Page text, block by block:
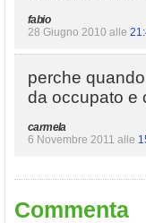
fabio
28 Giugno 2010 alle
perche
da occupato e
carmela
6 Novembre 2011 alle
Commenta